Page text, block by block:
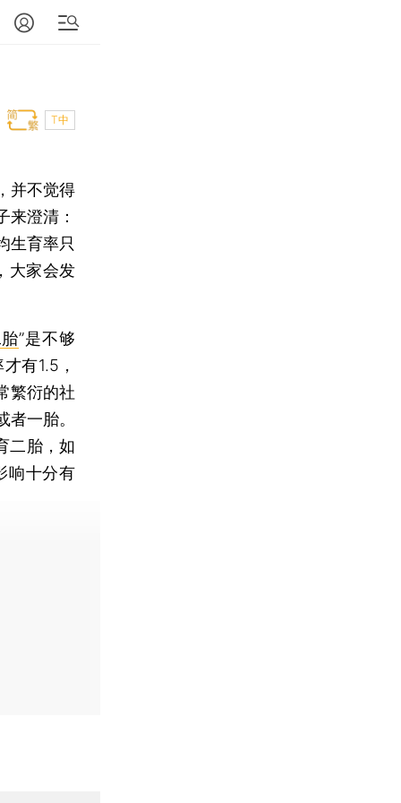
T中
并不觉得
来澄清：
生育率只
大家会发
”是不够
有1.5，
繁衍的社
一胎。
二胎，如
响十分有